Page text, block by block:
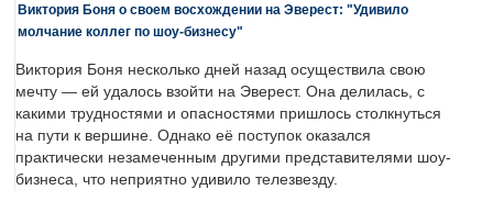
Виктория Боня о своем восхождении на Эверест: "Удивило
молчание коллег по шоу-бизнесу"
Виктория Боня несколько дней назад осуществила свою
мечту — ей удалось взойти на Эверест. Она делилась, с
какими трудностями и опасностями пришлось столкнуться
на пути к вершине. Однако её поступок оказался
практически незамеченным другими представителями шоу-
бизнеса, что неприятно удивило телезвезду.